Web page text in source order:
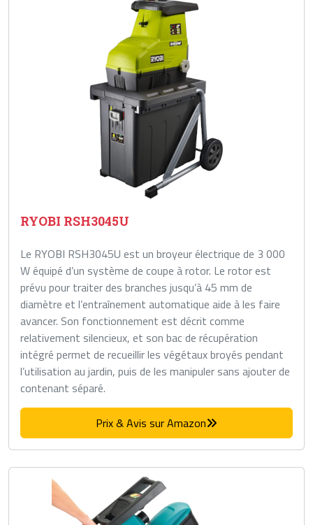
RYOBI RSH3045U
Le RYOBI RSH3045U est un broyeur électrique de 3 000
W équipé d’un système de coupe à rotor. Le rotor est
prévu pour traiter des branches jusqu’à 45 mm de
diamètre et l’entraînement automatique aide à les faire
avancer. Son fonctionnement est décrit comme
relativement silencieux, et son bac de récupération
intégré permet de recueillir les végétaux broyés pendant
l’utilisation au jardin, puis de les manipuler sans ajouter de
contenant séparé.
Prix & Avis sur Amazon